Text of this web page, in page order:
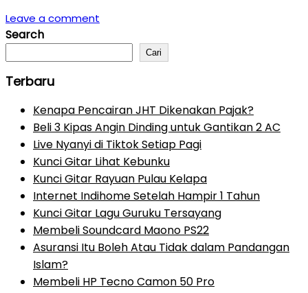
Leave a comment
Search
Cari
Terbaru
Kenapa Pencairan JHT Dikenakan Pajak?
Beli 3 Kipas Angin Dinding untuk Gantikan 2 AC
Live Nyanyi di Tiktok Setiap Pagi
Kunci Gitar Lihat Kebunku
Kunci Gitar Rayuan Pulau Kelapa
Internet Indihome Setelah Hampir 1 Tahun
Kunci Gitar Lagu Guruku Tersayang
Membeli Soundcard Maono PS22
Asuransi Itu Boleh Atau Tidak dalam Pandangan
Islam?
Membeli HP Tecno Camon 50 Pro